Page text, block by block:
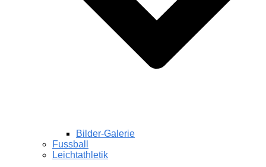
Bilder-Galerie
Fussball
Leichtathletik